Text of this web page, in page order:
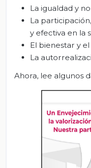
La igualdad y
La
y efectiva en la
El bienestar y
La
Ahora, lee algunos